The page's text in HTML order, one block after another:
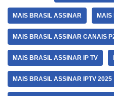
MAIS BRASIL ASSINAR
MAIS BRASIL ASSINAR CANAIS
MAIS BRASIL ASSINAR IP TV
MAIS BRASIL ASSINAR IPTV 2025